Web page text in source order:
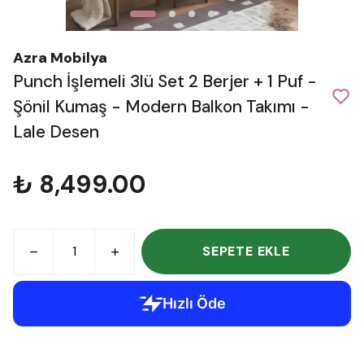
Azra Mobilya
Punch İşlemeli 3lü Set 2 Berjer + 1 Puf -
Şönil Kumaş - Modern Balkon Takımı -
Lale Desen
₺ 8,499.00
SEPETE EKLE